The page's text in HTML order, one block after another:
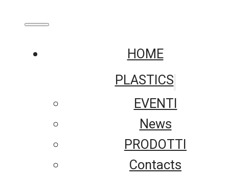
HOME
PLASTICS
EVENTI
News
PRODOTTI
Contacts